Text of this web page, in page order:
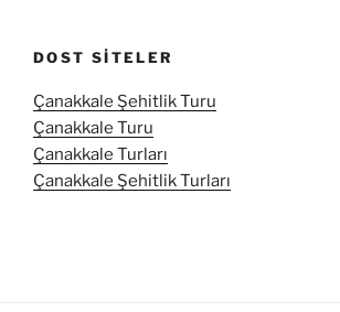
DOST SITELER
Çanakkale Şehitlik Turu
Çanakkale Turu
Çanakkale Turları
Çanakkale Şehitlik Turları